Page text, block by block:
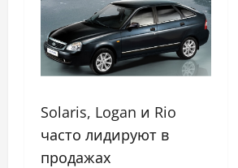
Solaris, Logan и Rio
часто лидируют в
продажах